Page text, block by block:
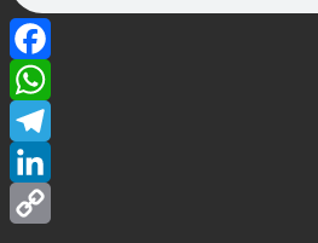
Facebook
WhatsApp
Telegram
LinkedIn